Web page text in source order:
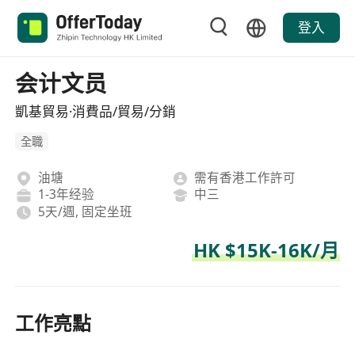
登入
会计文员
凱基貿易·消費品/貿易/分銷
全職
油塘
需有香港工作許可
1-3年经验
中三
5天/週, 固定坐班
HK $15K-16K/月
工作亮點